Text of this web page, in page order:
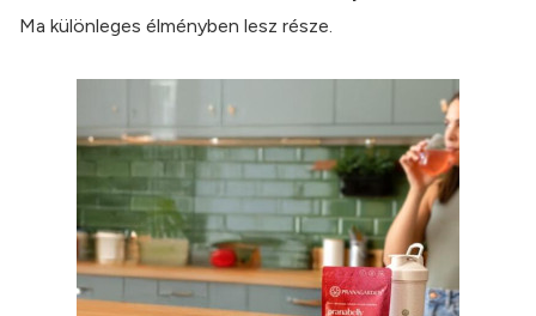
Ma különleges élményben lesz része.